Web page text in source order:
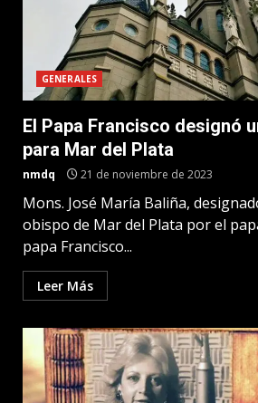
GENERALES
El Papa Francisco designó
para Mar del Plata
nmdq 21 de noviembre de 2023
Mons. José María Baliña,
obispo de Mar del Plata por el
papa Francisco...
Leer Más